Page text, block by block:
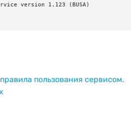
version 1.123 (BUSA)
правила пользования сервисом.